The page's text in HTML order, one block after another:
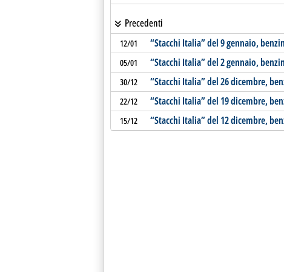
Precedenti
12/01 “Stacchi Italia” del 9 gennaio,
05/01 “Stacchi Italia” del 2 gennaio,
30/12 “Stacchi Italia” del 26 dicembre,
22/12 “Stacchi Italia” del 19 dicembre,
15/12 “Stacchi Italia” del 12 dicembre,